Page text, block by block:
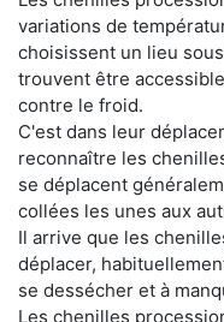
variations de
choisissent un lieu
trouvent être
contre le froid.
C'est dans leur
reconnaître les
se déplacent
collées les unes aux
Il arrive que les
déplacer,
se dessécher et à
Les chenilles